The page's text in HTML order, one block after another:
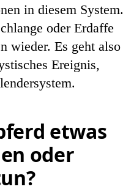
in diesem System.
oder Erdaffe
wieder. Es geht also
Ereignis,
etwas
oder